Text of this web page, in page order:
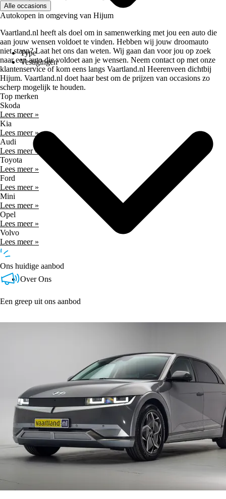
Type
Vestigingen
Over Ons
Alle occasions
Autokopen in omgeving van Hijum
Vaartland.nl heeft als doel om in samenwerking met jou een auto die
aan jouw wensen voldoet te vinden. Hebben wij jouw droomauto
niet staan? Laat het ons dan weten. Wij gaan dan voor jou op zoek
naar een auto die voldoet aan je wensen. Neem contact op met onze
klantenservice of kom eens langs Vaartland.nl Heerenveen dichtbij
Hijum. Vaartland.nl doet haar best om de prijzen van occasions zo
scherp mogelijk te houden.
Top merken
Skoda
Lees meer »
Kia
Lees meer »
Audi
Lees meer »
Toyota
Lees meer »
Ford
Lees meer »
Mini
Lees meer »
Opel
Lees meer »
Volvo
Lees meer »
Ons huidige aanbod
Een greep uit ons aanbod